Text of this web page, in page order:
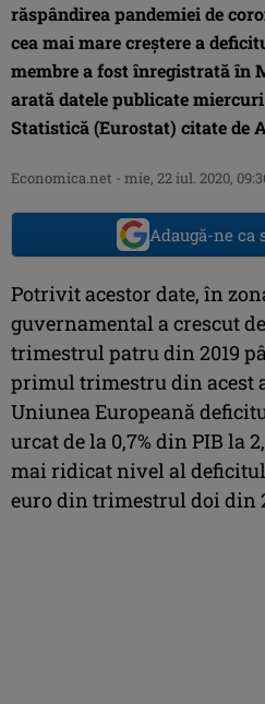
răspândirea pandemiei de
cea mai mare creştere a
membre a fost înregistrată în
arată datele publicate
Statistică (Eurostat) citate de
Economica.net - mie, 22 iul. 2020,
Adaugă-ne ca
Potrivit acestor date, în
guvernamental a crescut
trimestrul patru din 2019
primul trimestru din acest
Uniunea Europeană
urcat de la 0,7% din PIB la
mai ridicat nivel al
euro din trimestrul doi din